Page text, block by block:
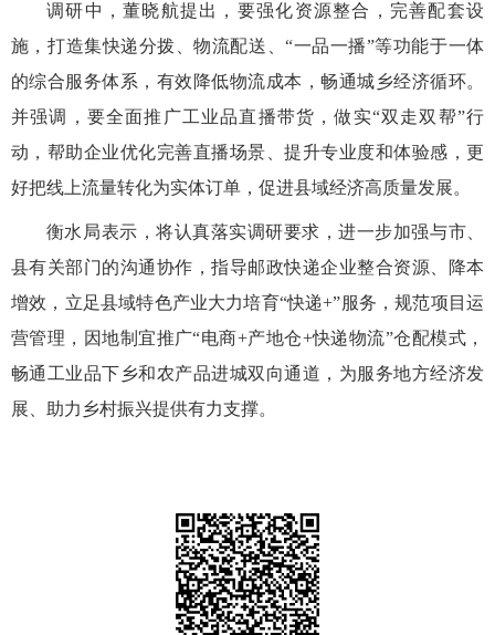
调研中，董晓航提出，要强化资源整合，完善配套设
施，打造集快递分拨、物流配送、“一品一播”等功能于一体
的综合服务体系，有效降低物流成本，畅通城乡经济循环。
并强调，要全面推广工业品直播带货，做实“双走双帮”行
动，帮助企业优化完善直播场景、提升专业度和体验感，更
好把线上流量转化为实体订单，促进县域经济高质量发展。
衡水局表示，将认真落实调研要求，进一步加强与市、
县有关部门的沟通协作，指导邮政快递企业整合资源、降本
增效，立足县域特色产业大力培育“快递+”服务，规范项目运
营管理，因地制宜推广“电商+产地仓+快递物流”仓配模式，
畅通工业品下乡和农产品进城双向通道，为服务地方经济发
展、助力乡村振兴提供有力支撑。